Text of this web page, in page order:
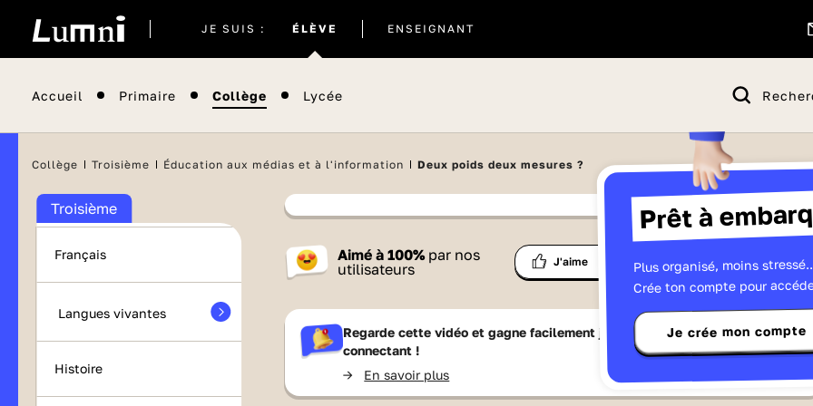
JE SUIS : ÉLÈVE
actuel
ENSEIGNANT
Accueil Primaire Collège Lycée
Prêt à
Plus organisé, moins
Crée ton compte pour
Je crée mon compte
Collège Troisième Éducation aux médias et à l'information Deux poids deux mesures ?
Troisième
Brevet 2026
Maths
Français
Langues vivantes
Histoire
Contenu proposé par
France Télévisions
Radio France Réseau Canopé
Aimé à100% par nos
utilisateurs
J'aime
liste
Partager
Regarde cette vidéo et gagne facilement jusqu'à 15 Lumnizen te
connectant !
-> En savoir plus